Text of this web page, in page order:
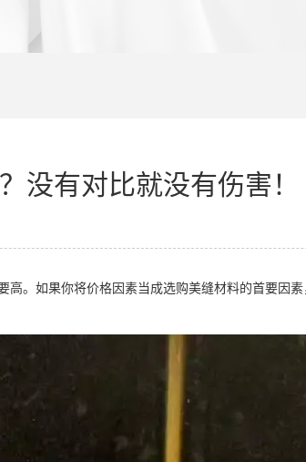
没有对比就没有伤害！
。如果你将价格因素当成选购美缝材料的首要因